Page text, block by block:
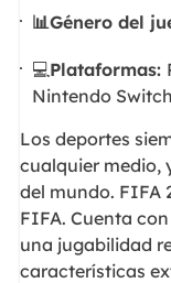
📊Género del
💻Plataformas:
Nintendo
Los deportes
cualquier medio,
del mundo. FIFA
FIFA. Cuenta
una jugabilidad
características